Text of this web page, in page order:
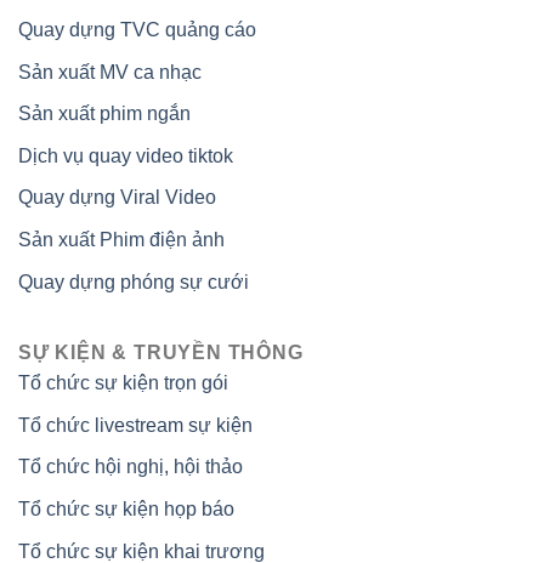
Quay dựng TVC quảng cáo
Sản xuất MV ca nhạc
Sản xuất phim ngắn
Dịch vụ quay video tiktok
Quay dựng Viral Video
Sản xuất Phim điện ảnh
Quay dựng phóng sự cưới
SỰ KIỆN & TRUYỀN THÔNG
Tổ chức sự kiện trọn gói
Tổ chức livestream sự kiện
Tổ chức hội nghị, hội thảo
Tổ chức sự kiện họp báo
Tổ chức sự kiện khai trương